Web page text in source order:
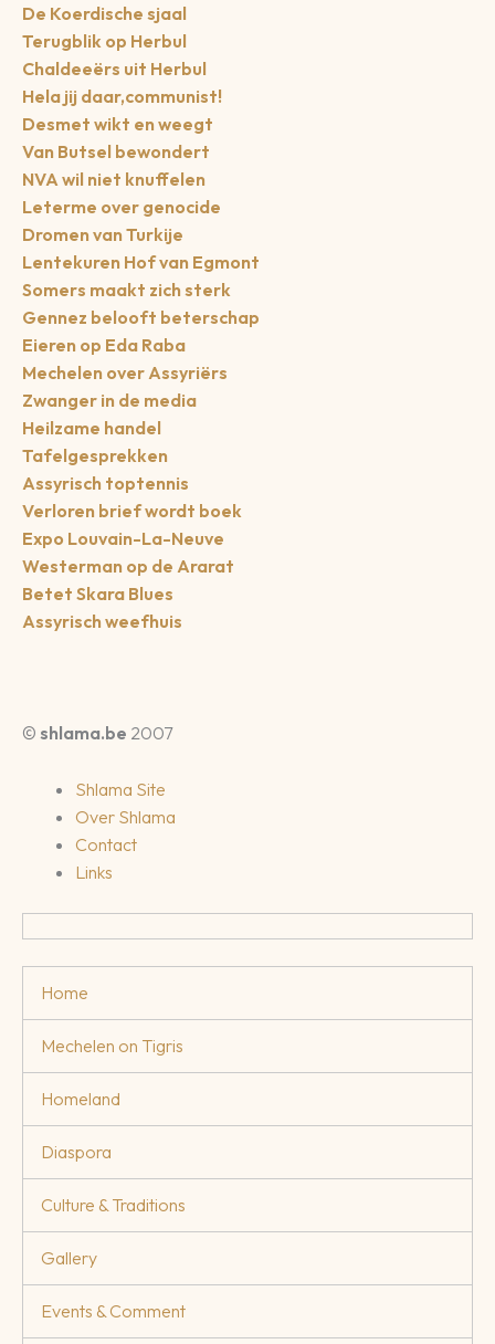
De Koerdische sjaal
Terugblik op Herbul
Chaldeeërs uit Herbul
Hela jij daar,communist!
Desmet wikt en weegt
Van Butsel bewondert
NVA wil niet knuffelen
Leterme over genocide
Dromen van Turkije
Lentekuren Hof van Egmont
Somers maakt zich sterk
Gennez belooft beterschap
Eieren op Eda Raba
Mechelen over Assyriërs
Zwanger in de media
Heilzame handel
Tafelgesprekken
Assyrisch toptennis
Verloren brief wordt boek
Expo Louvain-La-Neuve
Westerman op de Ararat
Betet Skara Blues
Assyrisch weefhuis
© shlama.be 2007
Shlama Site
Over Shlama
Contact
Links
Home
Mechelen on Tigris
Homeland
Diaspora
Culture & Traditions
Gallery
Events & Comment